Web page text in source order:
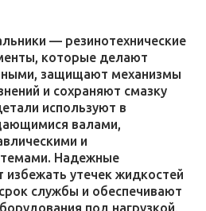
— резинотехнические
которые делают
защищают механизмы
и сохраняют смазку
используют в
валами,
и
Надежные
избежать утечек жидкостей
службы и обеспечивают
под нагрузкой,